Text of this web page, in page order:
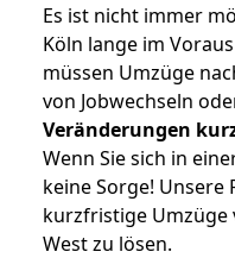
Es ist nicht immer
Köln lange im
müssen Umzüge
von Jobwechseln
Veränderungen
Wenn Sie sich in
keine Sorge! Unsere
kurzfristige Umzüge
West zu lösen.